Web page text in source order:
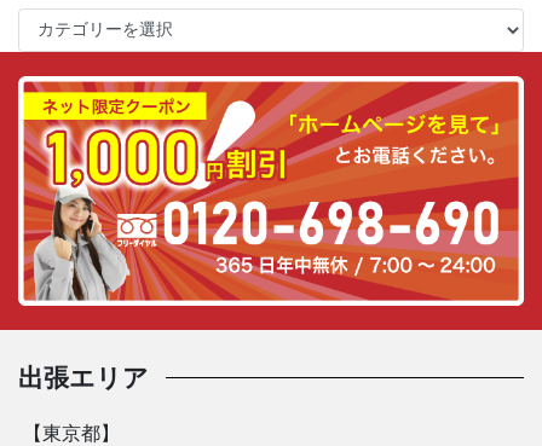
応
地
カ
テ
ゴ
リ
ー
出張エリア
【東京都】